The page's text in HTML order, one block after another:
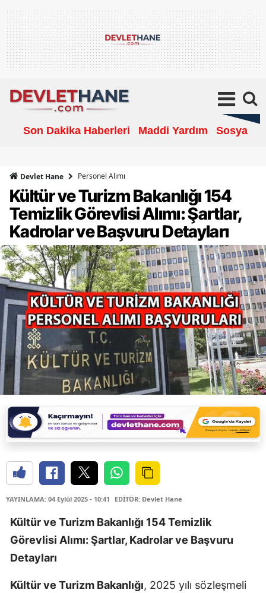
Son Dakika Haberleri Maddi Yardım Sosyal
Devlet Hane Personel Alımı
Kültür ve Turizm Bakanlığı 154
Temizlik Görevlisi Alımı: Şartlar,
Kadrolar ve Başvuru Detayları
YAYINLAMA: 04 Eylül 2025 - 10:41 EDİTÖR: Devlet Hane
Kültür ve Turizm Bakanlığı 154 Temizlik
Görevlisi Alımı: Şartlar, Kadrolar ve Başvuru
Detayları
Kültür ve Turizm Bakanlığı, 2025 yılı sözleşmeli